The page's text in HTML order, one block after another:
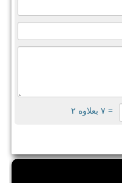
= ۷ بعلاوه ۲